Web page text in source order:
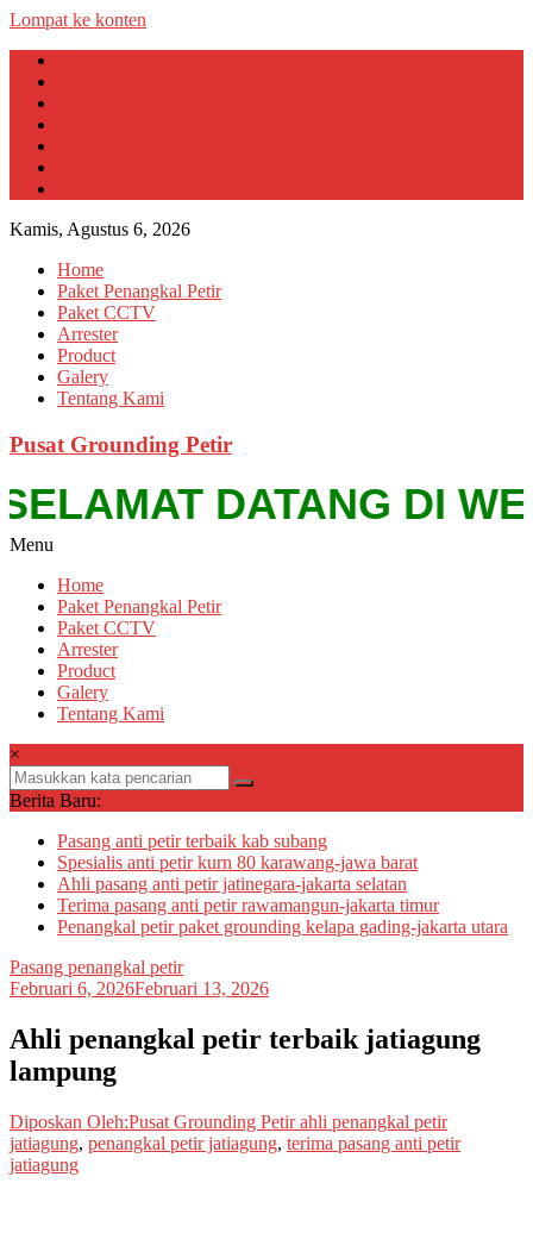
Lompat ke konten
Kamis, Agustus 6, 2026
Home
Paket Penangkal Petir
Paket CCTV
Arrester
Product
Galery
Tentang Kami
Pusat Grounding Petir
DATANG DI
Menu
Home
Paket Penangkal Petir
Paket CCTV
Arrester
Product
Galery
Tentang Kami
×
Berita Baru:
Pasang anti petir terbaik kab subang
Spesialis anti petir kurn 80 karawang-jawa barat
Ahli pasang anti petir jatinegara-jakarta selatan
Terima pasang anti petir rawamangun-jakarta timur
Penangkal petir paket grounding kelapa gading-jakarta utara
Pasang penangkal petir
Februari 6, 2026Februari 13, 2026
Ahli penangkal petir terbaik jatiagung
lampung
Diposkan Oleh:Pusat Grounding Petirahli penangkal petir
jatiagung, penangkal petir jatiagung, terima pasang anti petir
jatiagung